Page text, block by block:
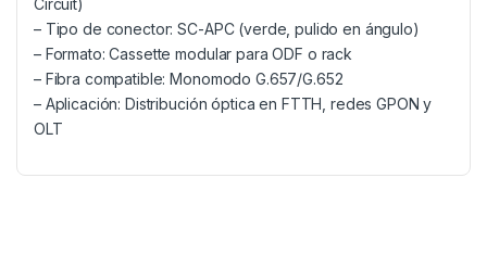
– Tipo de conector: SC-APC (verde, pulido en ángulo)
– Formato: Cassette modular para ODF o rack
– Fibra compatible: Monomodo G.657/G.652
– Aplicación: Distribución óptica en FTTH, redes GPON y
OLT